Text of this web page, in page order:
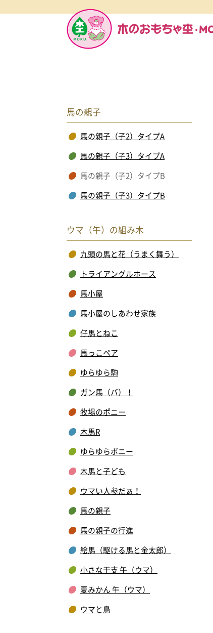
馬の親子
馬の親子（子2）タイプA
馬の親子（子3）タイプA
馬の親子（子2）タイプB
馬の親子（子3）タイプB
ウマ（午）の組み木
九頭の馬と花（うまく舞う）
トライアングルホース
馬小屋
馬小屋のしあわせ家族
仔馬とねこ
馬っこペア
ゆらゆら駒
ガン馬（バ）！
牧場のポニー
木馬R
ゆらゆらポニー
木馬と子ども
ウマい人参だぁ！
馬の親子
馬の親子の行進
絵馬（駆ける馬と金太郎）
小さな干支 午（ウマ）
夏みかん 午（ウマ）
ウマと鳥